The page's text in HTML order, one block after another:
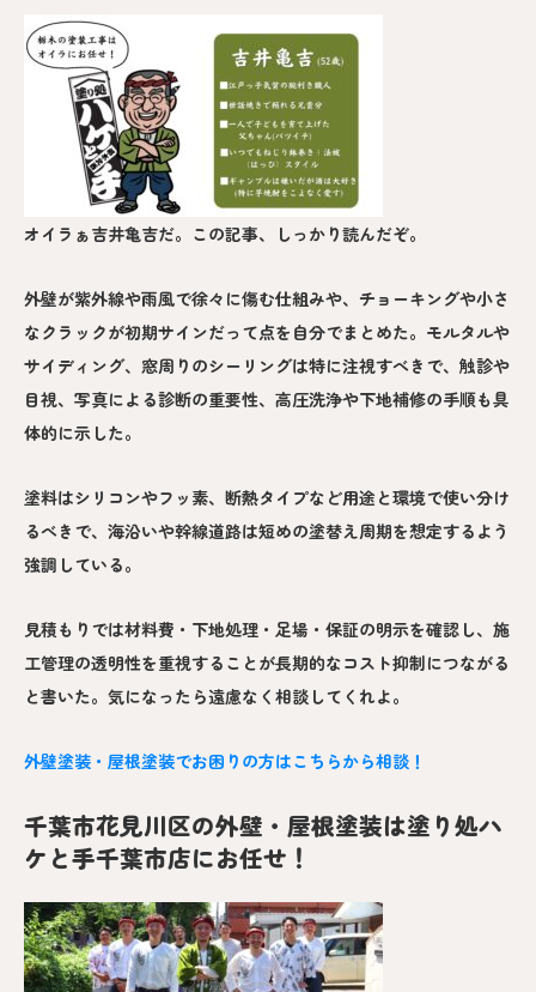
オイラぁ吉井亀吉だ。この記事、しっかり読んだぞ。
外壁が紫外線や雨風で徐々に傷む仕組みや、チョーキングや小さ
なクラックが初期サインだって点を自分でまとめた。モルタルや
サイディング、窓周りのシーリングは特に注視すべきで、触診や
目視、写真による診断の重要性、高圧洗浄や下地補修の手順も具
体的に示した。
塗料はシリコンやフッ素、断熱タイプなど用途と環境で使い分け
るべきで、海沿いや幹線道路は短めの塗替え周期を想定するよう
強調している。
見積もりでは材料費・下地処理・足場・保証の明示を確認し、施
工管理の透明性を重視することが長期的なコスト抑制につながる
と書いた。気になったら遠慮なく相談してくれよ。
外壁塗装・屋根塗装でお困りの方はこちらから相談！
千葉市花見川区の外壁・屋根塗装は塗り処ハ
ケと手千葉市店にお任せ！